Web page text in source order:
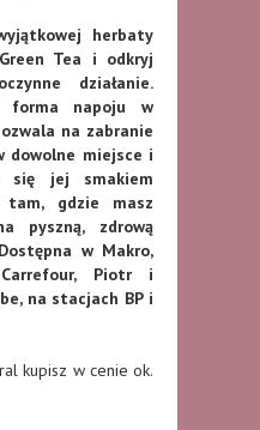
herbaty
Tea i odkryj
działanie.
forma napoju w
na zabranie
dowolne miejsce i
się jej smakiem
tam, gdzie masz
pyszną, zdrową
w Makro,
Piotr i
na stacjach BP i
kupisz w cenie ok.